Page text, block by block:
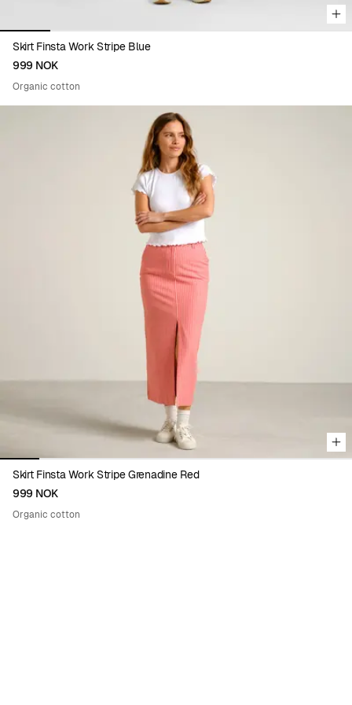
Skirt Finsta Work Stripe Blue
999 NOK
Organic cotton
Skirt Finsta Work Stripe Grenadine Red
999 NOK
Organic cotton